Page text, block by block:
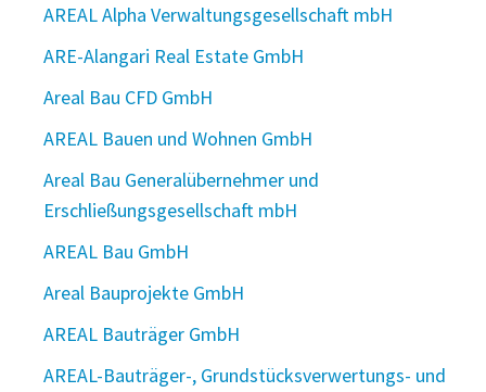
AREAL Alpha Verwaltungsgesellschaft mbH
ARE-Alangari Real Estate GmbH
Areal Bau CFD GmbH
AREAL Bauen und Wohnen GmbH
Areal Bau Generalübernehmer und
Erschließungsgesellschaft mbH
AREAL Bau GmbH
Areal Bauprojekte GmbH
AREAL Bauträger GmbH
AREAL-Bauträger-, Grundstücksverwertungs- und